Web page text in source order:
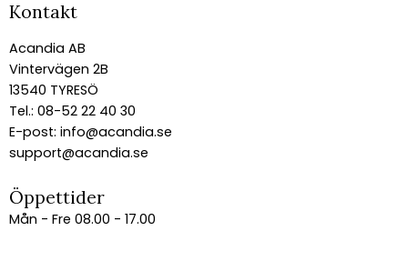
Kontakt
Acandia AB
Vintervägen 2B
13540 TYRESÖ
Tel.: 08-52 22 40 30
E-post: info@acandia.se
support@acandia.se
Öppettider
Mån - Fre 08.00 - 17.00